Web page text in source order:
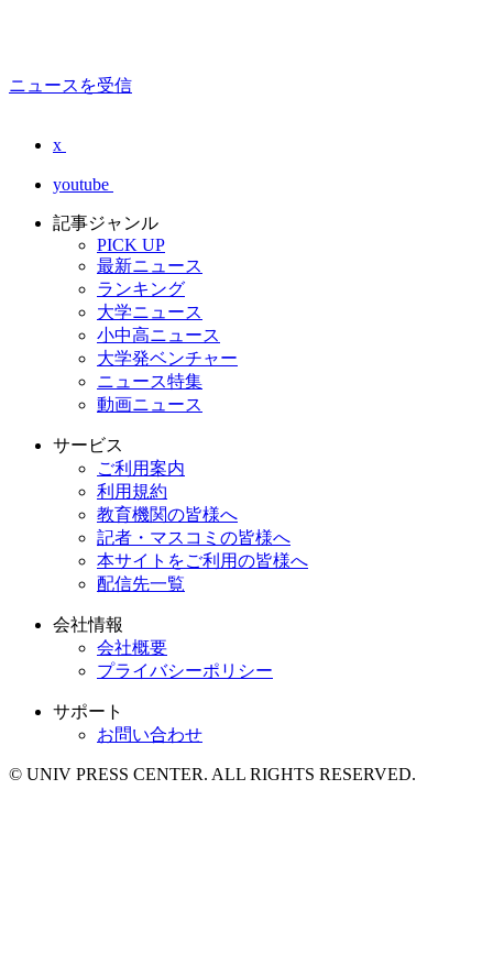
ニュースを受信
x
youtube
記事ジャンル
PICK UP
最新ニュース
ランキング
大学ニュース
小中高ニュース
大学発ベンチャー
ニュース特集
動画ニュース
サービス
ご利用案内
利用規約
教育機関の皆様へ
記者・マスコミの皆様へ
本サイトをご利用の皆様へ
配信先一覧
会社情報
会社概要
プライバシーポリシー
サポート
お問い合わせ
© UNIV PRESS CENTER. ALL RIGHTS RESERVED.